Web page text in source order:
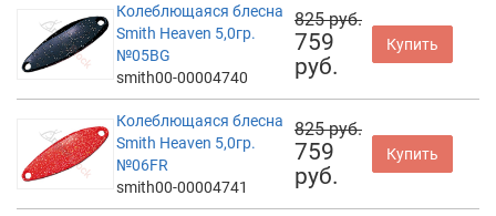
Колеблющаяся блесна
Smith Heaven 5,0гр.
№05BG
smith00-00004740
825 руб.
759
руб.
Купить
Колеблющаяся блесна
Smith Heaven 5,0гр.
№06FR
smith00-00004741
825 руб.
759
руб.
Купить